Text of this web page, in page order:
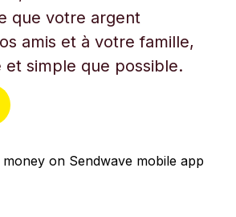
que votre argent
amis et à votre famille,
et simple que possible.